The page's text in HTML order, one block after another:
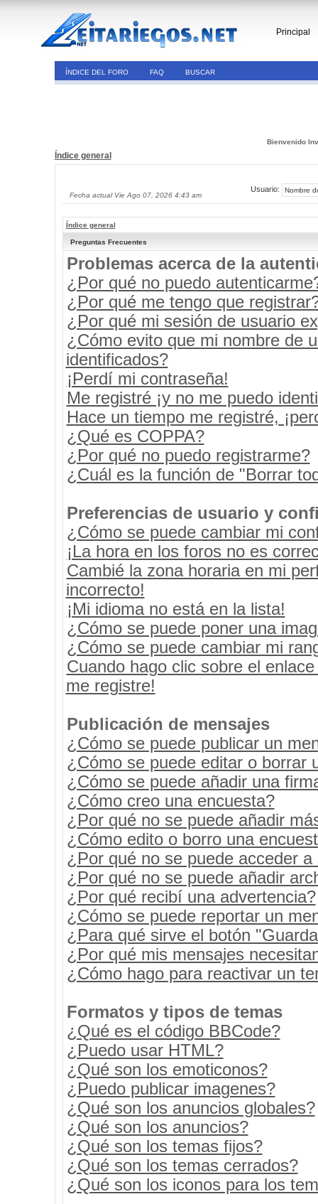
Principal
ÍNDICE DEL FORO FAQ BUSCAR
Bienvenido
Índice general
Fecha actual Vie Ago 07, 2026 4:43 am
Usuario:
Índice general
Preguntas Frecuentes
Problemas acerca de la
¿Por qué no puedo
¿Por qué me tengo que
¿Por qué mi sesión de usuario
¿Cómo evito que mi nombre de
identificados?
¡Perdí mi contraseña!
Me registré ¡y no me puedo
Hace un tiempo me registré,
¿Qué es COPPA?
¿Por qué no puedo registrarme?
¿Cuál es la función de "Borrar
Preferencias de usuario y
¿Cómo se puede cambiar mi
¡La hora en los foros no es
Cambié la zona horaria en mi
incorrecto!
¡Mi idioma no está en la lista!
¿Cómo se puede poner una
¿Cómo se puede cambiar mi
Cuando hago clic sobre el
me registre!
Publicación de mensajes
¿Cómo se puede publicar un
¿Cómo se puede editar o borrar
¿Cómo se puede añadir una
¿Cómo creo una encuesta?
¿Por qué no se puede añadir
¿Cómo edito o borro una
¿Por qué no se puede acceder a
¿Por qué no se puede añadir
¿Por qué recibí una advertencia?
¿Cómo se puede reportar un
¿Para qué sirve el botón
¿Por qué mis mensajes
¿Cómo hago para reactivar un
Formatos y tipos de temas
¿Qué es el código BBCode?
¿Puedo usar HTML?
¿Qué son los emoticonos?
¿Puedo publicar imagenes?
¿Qué son los anuncios globales?
¿Qué son los anuncios?
¿Qué son los temas fijos?
¿Qué son los temas cerrados?
¿Qué son los iconos para los